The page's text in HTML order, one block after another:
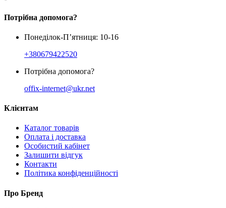
Потрібна допомога?
Понеділок-П’ятниця: 10-16
+380679422520
Потрібна допомога?
offix-internet@ukr.net
Клієнтам
Каталог товарів
Оплата і доставка
Особистий кабінет
Залишити відгук
Контакти
Політика конфіденційності
Про Бренд